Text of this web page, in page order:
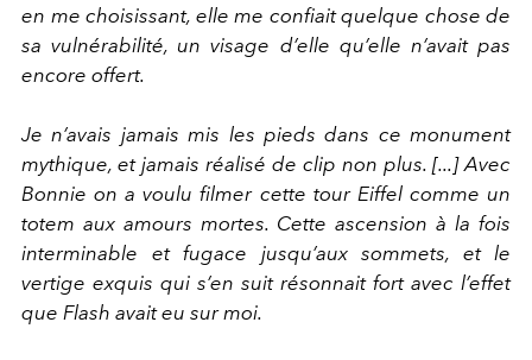
en me choisissant, elle me confiait quelque chose de
sa vulnérabilité, un visage d’elle qu’elle n’avait pas
encore offert.
Je n’avais jamais mis les pieds dans ce monument
mythique, et jamais réalisé de clip non plus. [...] Avec
Bonnie on a voulu filmer cette tour Eiffel comme un
totem aux amours mortes. Cette ascension à la fois
interminable et fugace jusqu’aux sommets, et le
vertige exquis qui s’en suit résonnait fort avec l’effet
que Flash avait eu sur moi.